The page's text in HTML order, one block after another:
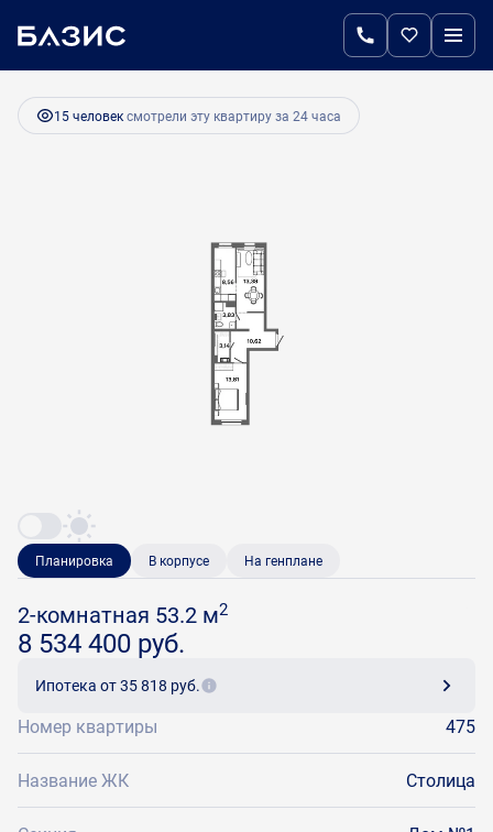
2-комнатная 8 534 400 руб.
Ипотекаот 35 818 руб.
15 человексмотрели эту квартиру за 24 часа
Планировка В корпусе На генплане
2-комнатная 53.2 м2
8 534 400 руб.
Ипотека от 35 818 руб.
Номер квартиры 475
Название ЖК Столица